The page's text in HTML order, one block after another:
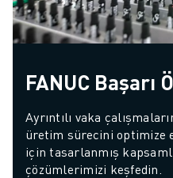
FANUC Başarı
Ayrıntılı vaka
üretim sürecini optimize
için tasarlanmış
çözümlerimizi keşfedin.